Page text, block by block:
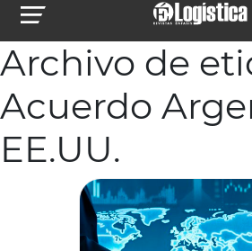
Archivo de
Acuerdo
EE.UU.